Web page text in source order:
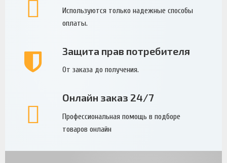
Используются только надежные способы
оплаты.
Защита прав потребителя
От заказа до получения.
Онлайн заказ 24/7
Профессиональная помощь в подборе
товаров онлайн